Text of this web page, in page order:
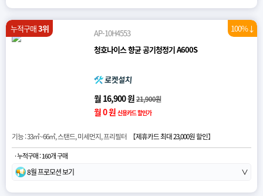
누적구매3위
AP-10H4553
청호나이스 향균 공기청정기 A600S
월 16,900 원21,900원
월 0 원 신용카드 할인가
100%↓
기능 : 33㎡~66㎡, 스탠드, 미세먼지, 프리필터 【제휴카드 최대 23,000원 할인】
· 누적구매 : 160개 구매
8월 프로모션 보기 ∨